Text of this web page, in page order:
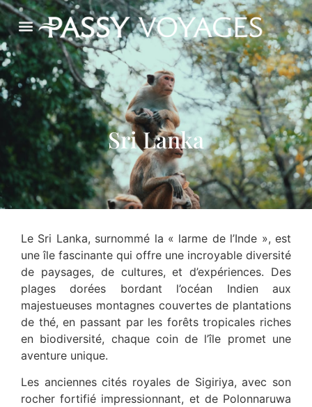
Sri Lanka
Le Sri Lanka, surnommé la « larme de l’Inde », est
une île fascinante qui offre une incroyable diversité
de paysages, de cultures, et d’expériences. Des
plages dorées bordant l’océan Indien aux
majestueuses montagnes couvertes de plantations
de thé, en passant par les forêts tropicales riches
en biodiversité, chaque coin de l’île promet une
aventure unique.
Les anciennes cités royales de Sigiriya, avec son
rocher fortifié impressionnant, et de Polonnaruwa